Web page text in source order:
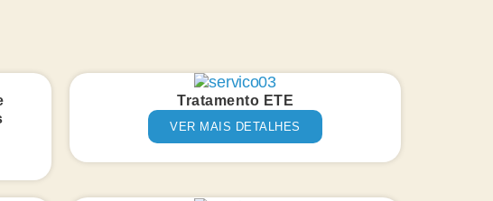
Tratamento ETE
VER MAIS DETALHES